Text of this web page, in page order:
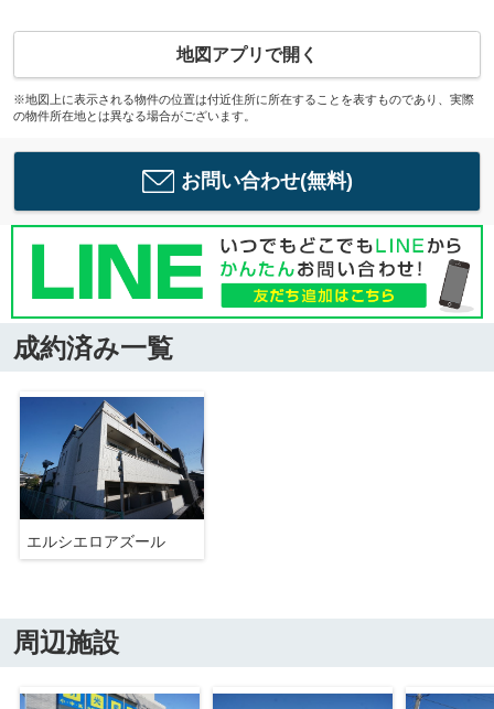
地図アプリで開く
※地図上に表示される物件の位置は付近住所に所在することを表すものであり、実際
の物件所在地とは異なる場合がございます。
お問い合わせ(無料)
成約済み一覧
エルシエロアズール
周辺施設